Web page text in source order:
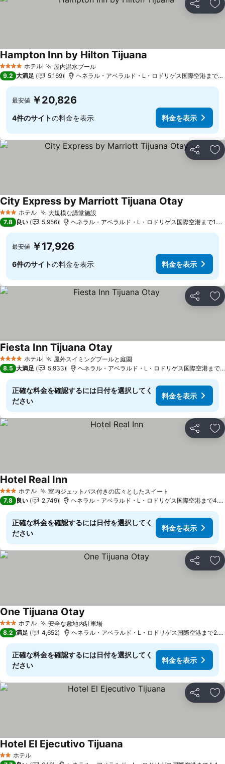
シェア お
4 ホテルのランク
ホテル 屋内温水プール料金を表示
Hampton Inn by Hilton Tijuana
9.2 大満足 5,169 ヘネラル・アベラルド・L・ロドリゲス国際空港まで
最安値 ￥20,826
4件のサイトの料金を表示 料金を表示
シェア お
3 ホテルのランク
ホテル 大規模な講堂施設料金を表示
City Express by Marriott Tijuana Otay
7.8 良い 5,956 ヘネラル・アベラルド・L・ロドリゲス国際空港まで1.9
最安値 ￥17,926
6件のサイトの料金を表示 料金を表示
シェア お
4 ホテルのランク
ホテル 屋外スイミングプールと庭園
Fiesta Inn Tijuana Otay
8.5 大満足 5,933 ヘネラル・アベラルド・L・ロドリゲス国際空港まで
正確な料金を確認するには日付を選択してく
ださい
料金を表示
シェア お
3 ホテルのランク
ホテル 室内ジェットバス付きの広々としたスイート
Hotel Real Inn料金を表示
7.8 良い 2,749 ヘネラル・アベラルド・L・ロドリゲス国際空港まで4.3
正確な料金を確認するには日付を選択してく
ださい
料金を表示
シェア お
3 ホテルのランク
ホテル 安全な敷地内駐車場料金を表示
One Tijuana Otay
8.2 満足 4,652 ヘネラル・アベラルド・L・ロドリゲス国際空港まで2.4
正確な料金を確認するには日付を選択してく
ださい
料金を表示
シェア お
2 ホテルのランク
ホテル
Hotel El Ejecutivo Tijuana